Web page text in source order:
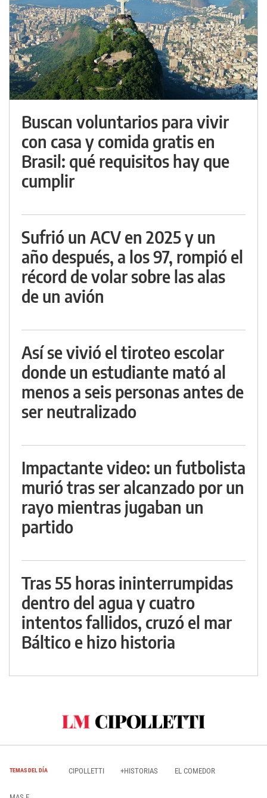
Buscan voluntarios para vivir
con casa y comida gratis en
Brasil: qué requisitos hay que
cumplir
Sufrió un ACV en 2025 y un
año después, a los 97, rompió el
récord de volar sobre las alas
de un avión
Así se vivió el tiroteo escolar
donde un estudiante mató al
menos a seis personas antes de
ser neutralizado
Impactante video: un futbolista
murió tras ser alcanzado por un
rayo mientras jugaban un
partido
Tras 55 horas ininterrumpidas
dentro del agua y cuatro
intentos fallidos, cruzó el mar
Báltico e hizo historia
TEMAS DEL DÍA CIPOLLETTI +HISTORIAS EL COMEDOR